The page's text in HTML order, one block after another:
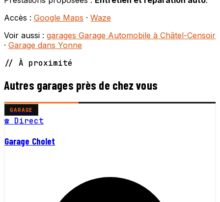
Accès : Google Maps · Waze
Voir aussi : garages Garage Automobile à Châtel-Censoir
· Garage dans Yonne
// À proximité
Autres garages près de chez vous
GARAGE
☎ Direct
Garage Cholet